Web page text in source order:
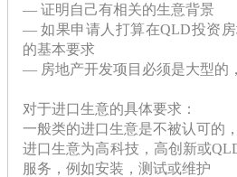
— 证明自己有相关的生意背景
— 如果申请人打算在QLD投资
的基本要求
— 房地产开发项目必须是大型的
对于进口生意的具体要求：
一般类的进口生意是不被认可的
进口生意为高科技，高创新或
服务，例如安装，测试或维护